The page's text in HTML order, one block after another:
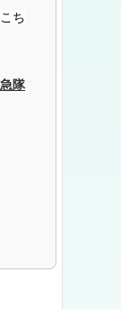
ち
隊